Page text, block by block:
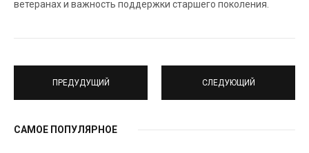
ветеранах и важность поддержки старшего поколения.
ПРЕДУДУЩИЙ СЛЕДУЮЩИЙ
САМОЕ ПОПУЛЯРНОЕ